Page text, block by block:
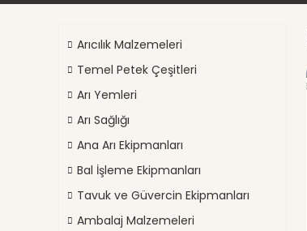
Arıcılık Malzemeleri
Temel Petek Çeşitleri
Arı Yemleri
Arı Sağlığı
Ana Arı Ekipmanları
Bal İşleme Ekipmanları
Tavuk ve Güvercin Ekipmanları
Ambalaj Malzemeleri